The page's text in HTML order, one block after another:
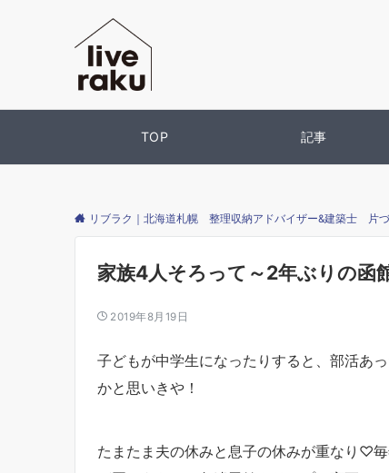
TOP 記事
リブラク｜北海道札幌 整理収納アドバイザー&建築士 片
家族4人そろって～2年ぶりの函
2019年8月19日
子どもが中学生になったりすると、部活あ
かと思いきや！
たまたま夫の休みと息子の休みが重なり♡